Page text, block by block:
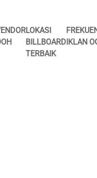
LOKASI
BILLBOARD
TERBAIK
IKLAN